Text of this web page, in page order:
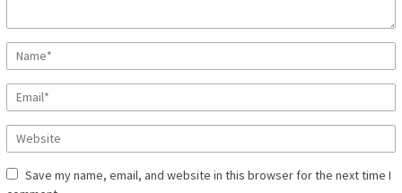
Save my name, email, and website in this browser for the next time I